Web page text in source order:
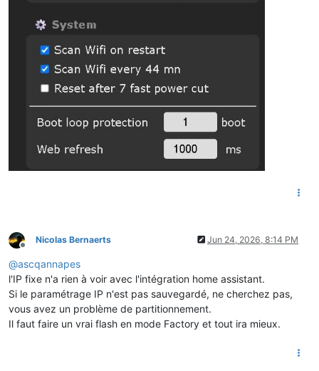
Offline
Nicolas Bernaerts Jun 24, 2026, 8:14 PM
@ascqannapes
l'IP fixe n'a rien à voir avec l'intégration home assistant.
Si le paramétrage IP n'est pas sauvegardé, ne cherchez pas,
vous avez un problème de partitionnement.
Il faut faire un vrai flash en mode Factory et tout ira mieux.